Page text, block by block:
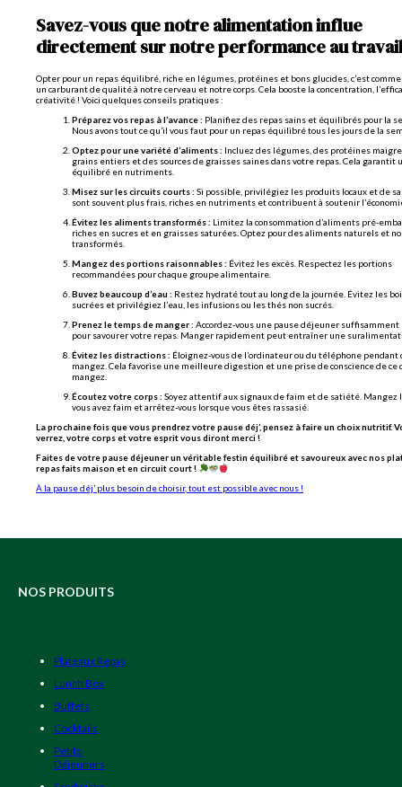
Savez-vous que notre alimentation influe
directement sur notre performance au
Opter pour un repas équilibré, riche en légumes, protéines et bons glucides, c’est
un carburant de qualité à notre cerveau et notre corps. Cela booste la concentration,
créativité ! Voici quelques conseils pratiques :
Préparez vos repas à l’avance : Planifiez des repas sains et équilibrés pour la
Nous avons tout ce qu’il vous faut pour un repas équilibré tous les jours de la
Optez pour une variété d’aliments : Incluez des légumes, des protéines
grains entiers et des sources de graisses saines dans votre repas. Cela garantit
équilibré en nutriments.
Misez sur les circuits courts : Si possible, privilégiez les produits locaux et de
sont souvent plus frais, riches en nutriments et contribuent à soutenir
Évitez les aliments transformés : Limitez la consommation d’aliments pré-
riches en sucres et en graisses saturées. Optez pour des aliments naturels et
transformés.
Mangez des portions raisonnables : Évitez les excès. Respectez les portions
recommandées pour chaque groupe alimentaire.
Buvez beaucoup d’eau : Restez hydraté tout au long de la journée. Évitez les
sucrées et privilégiez l’eau, les infusions ou les thés non sucrés.
Prenez le temps de manger : Accordez-vous une pause déjeuner suffisamment
pour savourer votre repas. Manger rapidement peut entraîner une
Évitez les distractions : Éloignez-vous de l’ordinateur ou du téléphone pendant
mangez. Cela favorise une meilleure digestion et une prise de conscience de ce
mangez.
Écoutez votre corps : Soyez attentif aux signaux de faim et de satiété. Mangez
vous avez faim et arrêtez-vous lorsque vous êtes rassasié.
La prochaine fois que vous prendrez votre pause déj’, pensez à faire un choix nutritif.
verrez, votre corps et votre esprit vous diront merci !
Faites de votre pause déjeuner un véritable festin équilibré et savoureux avec nos
repas faits maison et en circuit court !
À la pause déj’ plus besoin de choisir, tout est possible avec nous !
NOS PRODUITS
Plateaux Repas
Lunch Box
Buffets
Cocktails
Petits
Déjeuners